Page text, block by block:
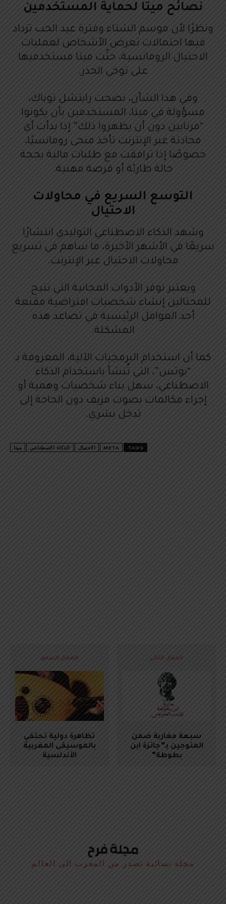
نصائح ميتا لحماية المستخدمين
ونظرًا لأن موسم الشتاء وفترة عيد الحب تزداد
فيها احتمالات تعرض الأشخاص لعمليات
الاحتيال الرومانسية، حثّت ميتا مستخدميها
على توخي الحذر.
وفي هذا الشأن، نصحت رايتشل توباك،
مسؤولة في ميتا، المستخدمين بأن يكونوا
“مرتابين دون أن يظهروا ذلك” إذا بدأت أي
محادثة عبر الإنترنت تأخذ منحى رومانسيًا،
خصوصًا إذا ترافقت مع طلبات مالية بحجة
حالة طارئة أو فرصة مهنية.
التوسع السريع في محاولات
الاحتيال
وشهد الذكاء الاصطناعي التوليدي انتشارًا
سريعًا في الأشهر الأخيرة، ما ساهم في تسريع
محاولات الاحتيال عبر الإنترنت.
ويعتبر توفر الأدوات المجانية التي تتيح
للمحتالين إنشاء شخصيات افتراضية مقنعة
أحد العوامل الرئيسية في تصاعد هذه
المشكلة.
كما أن استخدام البرمجيات الآلية، المعروفة بـ
“بوتس”، التي تُنشأ باستخدام الذكاء
الاصطناعي، سهل بناء شخصيات وهمية أو
إجراء مكالمات بصوت مزيف دون الحاجة إلى
تدخل بشري.
TAGS
META الاحتيال الذكاء الاصطناعي ميتا
المقال السابق
تظاهرة دولية تحتفي
بالموسيقى المغربية
الأندلسية
المقال التالي
سبعة مغاربة ضمن
المتوجين بـ”جائزة ابن
بطوطة”
مجلة نسائية تصدر من المغرب الى العالم